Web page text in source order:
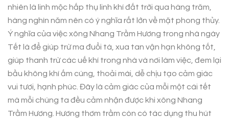
nhiên là linh mộc hấp thụ linh khí đất trời qua hàng trăm,
hàng nghìn năm nên có ý nghĩa rất lớn về mặt phong thủy.
Ý nghĩa của việc xông Nhang Trầm Hương trong nhà ngày
Tết là để giúp trừ ma đuổi tà, xua tan vận hạn không tốt,
giúp thanh trừ các uế khí trong nhà và nơi làm việc, đem lại
bầu không khí ấm cúng, thoải mái, dễ chịu tạo cảm giác
vui tươi, hạnh phúc. Đây là cảm giác của mỗi một cái tết
mà mỗi chúng ta đều cảm nhận được khi xông Nhang
Trầm Hương. Hương thơm trầm còn có tác dụng thu hút